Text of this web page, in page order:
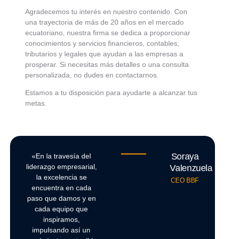
Agradecemos tu interés en nuestro contenido. Con
una trayectoria de más de 20 años en el mercado
ecuatoriano, nuestra firma se dedica a proporcionar
conocimientos y servicios financieros, contables,
tributarios y legales que ayudan a las empresas a
prosperar. Si necesitas más detalles o una consulta
personalizada, no dudes en contactarnos.
Estamos a tu disposición para ayudarte a alcanzar tus
metas.
«En la travesía del
liderazgo empresarial,
la excelencia se
encuentra en cada
paso que damos y en
cada equipo que
inspiramos,
impulsando así un
Soraya
Valenzuela
CEO BBF